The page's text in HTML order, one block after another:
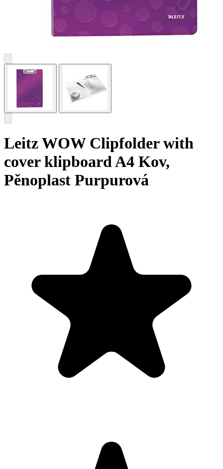
Leitz WOW Clipfolder with
cover klipboard A4 Kov,
Pěnoplast Purpurová